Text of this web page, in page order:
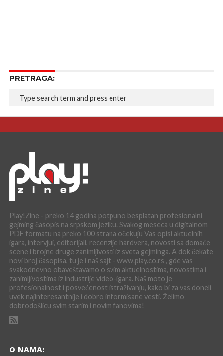
PRETRAGA:
Play!Zine - preko 14 godina potpuno besplatan profesionalni
gejming časopis na srpskom jeziku. Svakog meseca u digitalnom
PDF formatu na preko 100 strana očekuju Vas opisi aktuelnih
igara, intervjui, editorijali, recenzije hardvera, novosti sa domaće
scene i brojne druge zanimljivosti iz sveta gejminga. A dok čekate
novi broj časopisa, tu je i naš sajt - www.play.co.rs , gde vas
svakodnevno obaveštavamo o svim aktuelnostima, novostima i
zanimljivostima iz industrije video-igara. Naš moto je
profesionalnost i posvećenost istraživanju, kako bi za vas doneli
uvek najinteresantnije i dobro informisane vesti. Želimo
dobrodošlicu svim starim i novim fanovima!
O NAMA: